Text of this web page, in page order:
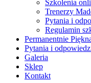
Szkolenia
Trenerzy
Pytania i
Regulamin
Permanentnie
Pytania i
Galeria
Sklep
Kontakt